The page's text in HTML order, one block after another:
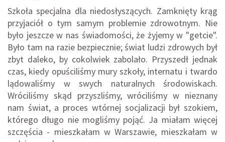
Szkoła specjalna dla niedosłyszących. Zamknięty krąg
przyjaciół o tym samym problemie zdrowotnym. Nie
było jeszcze w nas świadomości, że żyjemy w "getcie".
Było tam na razie bezpiecznie; świat ludzi zdrowych był
zbyt daleko, by cokolwiek zabolało. Przyszedł jednak
czas, kiedy opuściliśmy mury szkoły, internatu i twardo
lądowaliśmy w swych naturalnych środowiskach.
Wróciliśmy skąd przyszliśmy, wróciliśmy w nieznany
nam świat, a proces wtórnej socjalizacji był szokiem,
którego długo nie mogliśmy pojąć. Ja miałam więcej
szczęścia - mieszkałam w Warszawie, mieszkałam w